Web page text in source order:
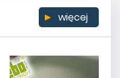
więcej